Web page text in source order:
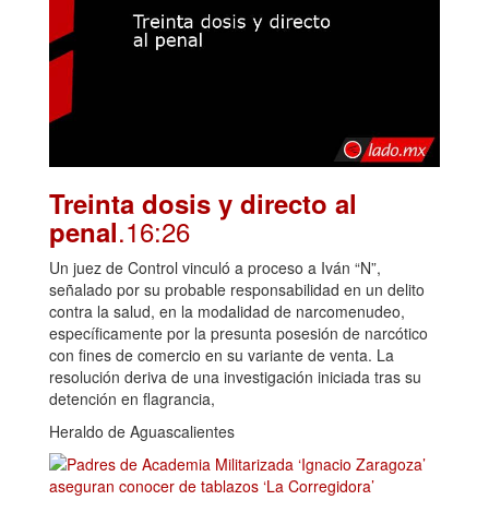
Treinta dosis y directo al
penal.16:26
Un juez de Control vinculó a proceso a Iván “N”,
señalado por su probable responsabilidad en un delito
contra la salud, en la modalidad de narcomenudeo,
específicamente por la presunta posesión de narcótico
con fines de comercio en su variante de venta. La
resolución deriva de una investigación iniciada tras su
detención en flagrancia,
Heraldo de Aguascalientes